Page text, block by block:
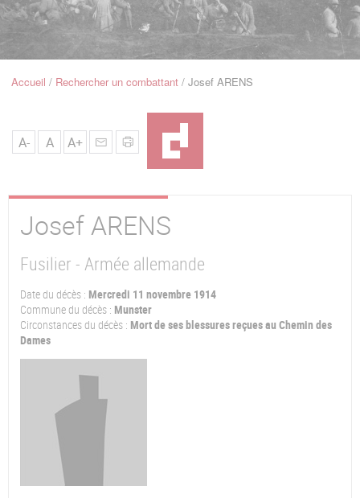
Navigation
FilAccueil Rechercher un combattant Josef ARENS
A- A A+
JosefARENS
Fusilier - Armée allemande
Date du décès : Mercredi 11 novembre 1914
Commune du décès : Munster
Circonstances du décès : Mort de ses blessures reçues au Chemin des
Dames